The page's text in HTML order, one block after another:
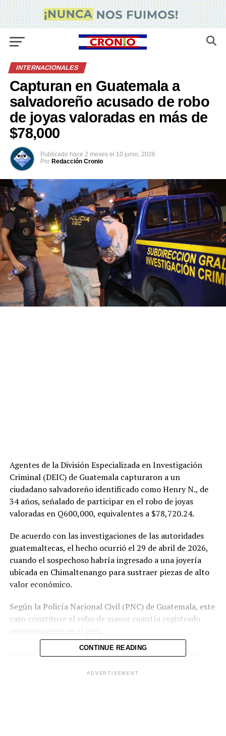
INTERNACIONALES
Capturan en Guatemala a
salvadoreño acusado de robo
de joyas valoradas en más de
$78,000
Publicado hace 2 meses el 10 junio, 2026
Por Redacción Cronio
Agentes de la División Especializada en Investigación
Criminal (DEIC) de Guatemala capturaron a un
ciudadano salvadoreño identificado como Henry N., de
34 años, señalado de participar en el robo de joyas
valoradas en Q600,000, equivalentes a $78,720.24.
De acuerdo con las investigaciones de las autoridades
guatemaltecas, el hecho ocurrió el 29 de abril de 2026,
cuando el sospechoso habría ingresado a una joyería
ubicada en Chimaltenango para sustraer piezas de alto
valor económico.
Según la Policía Nacional Civil (PNC) de Guatemala, este
caso constituye el robo de mayor cuantía registrado
La captura fue realizada tras una serie de diligencias
Ministerio Público, quienes presentaron los elementos
CONTINUE READING
ADVERTISEMENT